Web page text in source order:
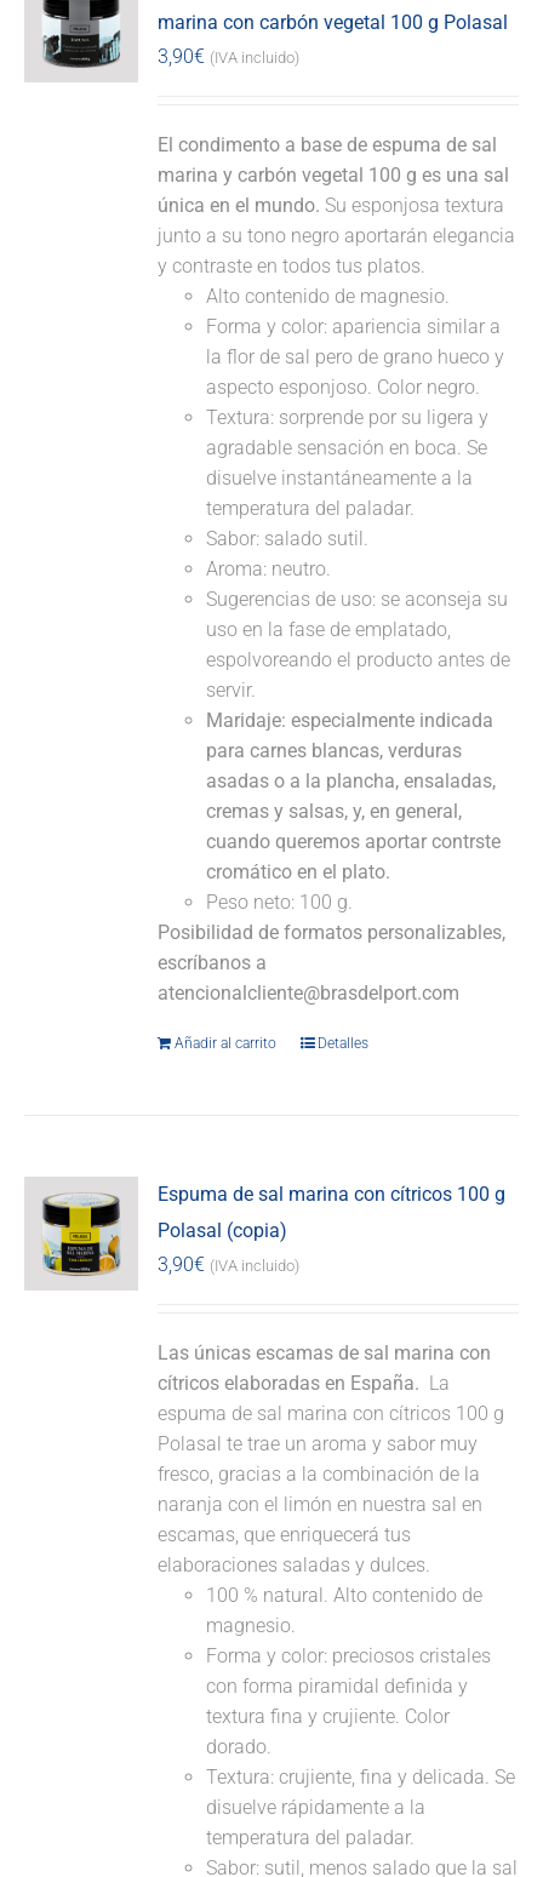
marina con carbón vegetal 100 g Polasal
3,90€ (IVA incluido)
El condimento a base de espuma de sal
marina y carbón vegetal 100 g es una sal
única en el mundo. Su esponjosa textura
junto a su tono negro aportarán elegancia
y contraste en todos tus platos.
Alto contenido de magnesio.
Forma y color: apariencia similar a
la flor de sal pero de grano hueco y
aspecto esponjoso. Color negro.
Textura: sorprende por su ligera y
agradable sensación en boca. Se
disuelve instantáneamente a la
temperatura del paladar.
Sabor: salado sutil.
Aroma: neutro.
Sugerencias de uso: se aconseja su
uso en la fase de emplatado,
espolvoreando el producto antes de
servir.
Maridaje: especialmente indicada
para carnes blancas, verduras
asadas o a la plancha, ensaladas,
cremas y salsas, y, en general,
cuando queremos aportar contrste
cromático en el plato.
Peso neto: 100 g.
Posibilidad de formatos personalizables,
escríbanos a
atencionalcliente@brasdelport.com
Añadir al carrito Detalles
Espuma de sal marina con cítricos 100 g
Polasal (copia)
3,90€ (IVA incluido)
Las únicas escamas de sal marina con
cítricos elaboradas en España. La
espuma de sal marina con cítricos 100 g
Polasal te trae un aroma y sabor muy
fresco, gracias a la combinación de la
naranja con el limón en nuestra sal en
escamas, que enriquecerá tus
elaboraciones saladas y dulces.
100 % natural. Alto contenido de
magnesio.
Forma y color: preciosos cristales
con forma piramidal definida y
textura fina y crujiente. Color
dorado.
Textura: crujiente, fina y delicada. Se
disuelve rápidamente a la
temperatura del paladar.
Sabor: sutil, menos salado que la sal